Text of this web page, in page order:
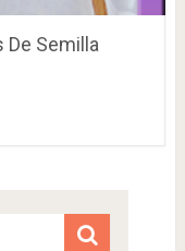
De Semilla